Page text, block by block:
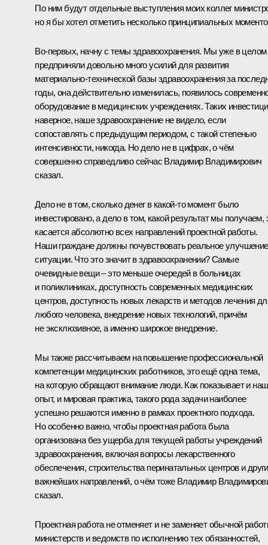
По ним будут отдельные выступления моих коллег
но я бы хотел отметить несколько принципиальных
Во‑первых, начну с темы здравоохранения. Мы уже в целом
предприняли довольно много усилий для развития
материально-технической базы здравоохранения за
годы, она действительно изменилась, появилось
оборудование в медицинских учреждениях. Таких
наверное, наше здравоохранение не видело, если
сопоставлять с предыдущим периодом, с такой степенью
интенсивности, никогда. Но дело не в цифрах, о чём
совершенно справедливо сейчас Владимир Владимирович
сказал.
Дело не в том, сколько денег в какой‑то момент было
инвестировано, а дело в том, какой результат мы получаем,
касается абсолютно всех направлений проектной работы.
Наши граждане должны почувствовать реальное улучшение
ситуации. Что это значит в здравоохранении? Самые
очевидные вещи – это меньше очередей в больницах
и поликлиниках, доступность современных медицинских
центров, доступность новых лекарств и методов лечения
любого человека, внедрение новых технологий, причём
не эксклюзивное, а именно широкое внедрение.
Мы также рассчитываем на повышение профессиональной
компетенции медицинских работников, это ещё одна тема,
на которую обращают внимание люди. Как показывает и наш
опыт, и мировая практика, такого рода задачи наиболее
успешно решаются именно в рамках проектного подхода.
Но особенно важно, чтобы проектная работа была
организована без ущерба для текущей работы учреждений
здравоохранения, включая вопросы лекарственного
обеспечения, строительства перинатальных центров и
важнейших направлений, о чём тоже Владимир
сказал.
Проектная работа не отменяет и не заменяет обычной
министерств и ведомств по исполнению тех обязанностей,